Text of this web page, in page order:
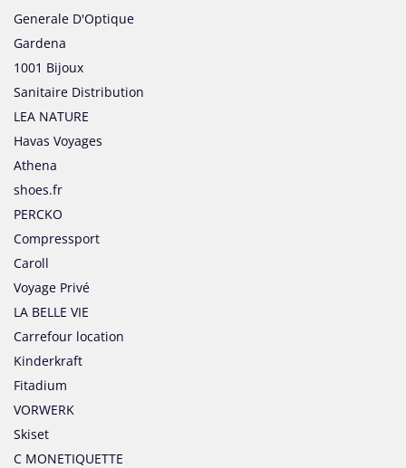
Generale D'Optique
Gardena
1001 Bijoux
Sanitaire Distribution
LEA NATURE
Havas Voyages
Athena
shoes.fr
PERCKO
Compressport
Caroll
Voyage Privé
LA BELLE VIE
Carrefour location
Kinderkraft
Fitadium
VORWERK
Skiset
C MONETIQUETTE